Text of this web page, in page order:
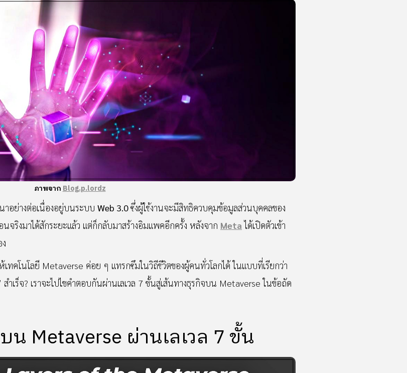
ภาพจากBlog.p.lordz
อย่างต่อเนื่องอยู่บนระบบ Web 3.0ซึ่งผู้ใช้งานจะมีสิทธิควบคุมข้อมูลส่วนบุคคลของ
นจริงมาได้สักระยะแล้ว แต่ก็กลับมาสร้างอิมแพคอีกครั้ง หลังจาก Meta ได้เปิดตัวเข้า
ทคโนโลยี Metaverse ค่อย ๆ แทรกซึมในวิถีชีวิตของผู้คนทั่วโลกได้ ในแบบที่เรียกว่า
ำเร็จ? เราจะไปไขคำตอบกันผ่านเลเวล 7 ขั้นสู่เส้นทางธุรกิจบน Metaverse ในข้อถัด
น Metaverse ผ่านเลเวล 7 ขั้น